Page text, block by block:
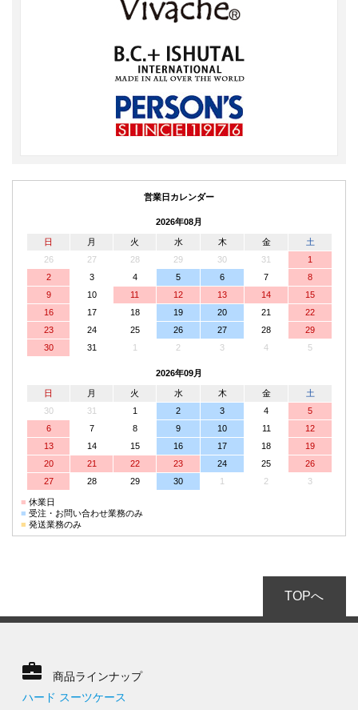
営業日カレンダー
2026年08月
日 月 火 水 木 金
土
26
27 28 29 30 31
1
2
3 4 5 6 7
8
9
10 11 12 13 14
15
16
17 18 19 20 21
22
23
24 25 26 27 28
29
30
31 1 2 3 4 5
2026年09月
日 月 火 水 木 金
土
30
31 1 2 3 4
5
6
7 8 9 10 11
12
13
14 15 16 17 18
19
20
21 22 23 24 25
26
27
28 29 30 1 2 3
■ 休業日
■ 受注・お問い合わせ業務のみ
■ 発送業務のみ
TOPへ
商品ラインナップ
ハード スーツケース